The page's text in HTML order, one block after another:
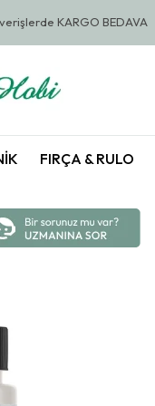
KARGO BEDAVA
FIRÇA & RULO